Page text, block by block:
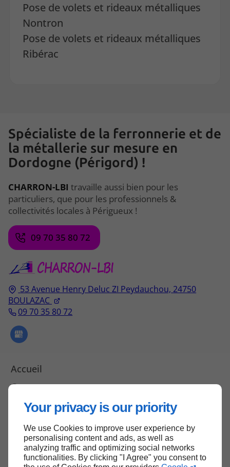
Your privacy is our priority
We use Cookies to improve user experience by
personalising content and ads, as well as
analyzing traffic and optimizing social networks
functionalities. By clicking "I Agree" you consent to
Pose de volets et rideaux métalliques
Nontron
Pose de volets et rideaux métalliques
Ribérac
53 Avenue Henry Deluc ZI Peydauchou, 24750
BOULAZAC
09 70 35 80 72
Accueil
Contactez-nous
Mentions légales
Plan du site
Spécialiste de la ferronnerie et de
la métallerie sur mesure en
Dordogne (Périgord) !
CHARRON-LBI travaille aussi bien pour les
particuliers, que pour les professionnels &
collectivités locales à Périgueux !
09 70 35 80 72